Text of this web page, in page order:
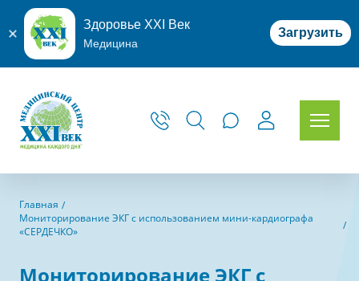
Здоровье XXI Век
Медицина
Загрузить
Главная
Мониторирование ЭКГ с использованием мини-кардиографа
«СЕРДЕЧКО»
Мониторирование ЭКГ с